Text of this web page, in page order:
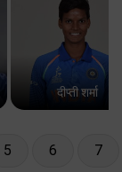
दीप्ती शर्मा
5 6 7